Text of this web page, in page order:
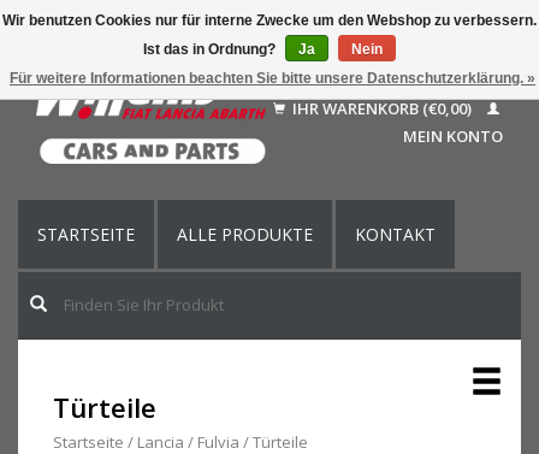
Nederlands
Français
English (US)
IHR WARENKORB (€0,00)
MEIN KONTO
STARTSEITE ALLE PRODUKTE KONTAKT
Türteile
Startseite / Lancia / Fulvia /Türteile
Wir benutzen Cookies nur für interne Zwecke um den Webshop zu verbessern.
Ist das in Ordnung?
Ja
Nein
Für weitere Informationen beachten Sie bitte unsere Datenschutzerklärung. »